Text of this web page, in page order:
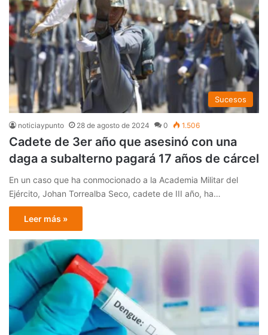
Sucesos
noticiaypunto 28 de agosto de 2024 0 1.506
Cadete de 3er año que asesinó con una
daga a subalterno pagará 17 años de cárcel
En un caso que ha conmocionado a la Academia Militar del
Ejército, Johan Torrealba Seco, cadete de III año, ha…
Leer más »